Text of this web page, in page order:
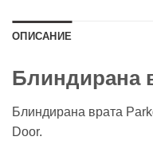
ОПИСАНИЕ
Блиндирана
Блиндирана врата
Door.